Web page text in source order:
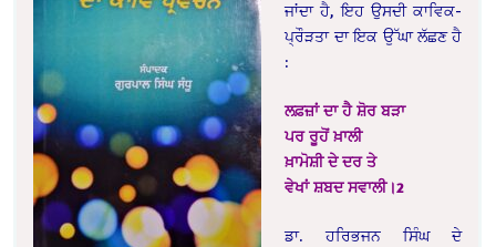
ਜਾਂਦਾ ਹੈ, ਇਹ ਉਸਦੀ ਕਾਵਿਕ-
ਪ੍ਰੌੜਤਾ ਦਾ ਇਕ ਉੱਘਾ ਲੱਛਣ ਹੈ
:
ਲਫ਼ਜ਼ਾਂ ਦਾ ਹੈ ਸ਼ੋਰ ਬੜਾ
ਪਰ ਰੂਹੋਂ ਖ਼ਾਲੀ
ਖ਼ਾਮੋਸ਼ੀ ਦੇ ਦਰ ਤੇ
ਵੇਖਾਂ ਸ਼ਬਦ ਸਵਾਲੀ।2
ਡਾ. ਹਰਿਭਜਨ ਸਿੰਘ ਦੇ